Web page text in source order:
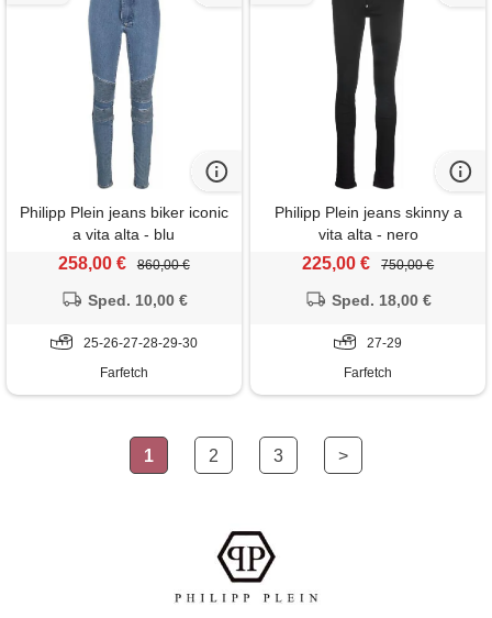
Philipp Plein jeans biker iconic
a vita alta - blu
258,00 € 860,00 €
Sped. 10,00 €
25-26-27-28-29-30
Farfetch
Philipp Plein jeans skinny a
vita alta - nero
225,00 € 750,00 €
Sped. 18,00 €
27-29
Farfetch
1 2 3 >